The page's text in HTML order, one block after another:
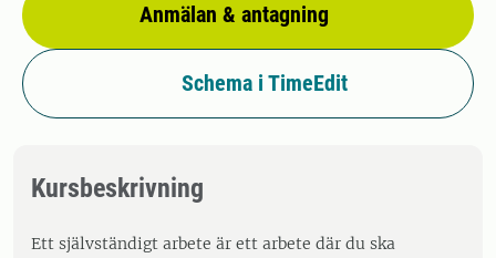
Anmälan & antagning
Schema i TimeEdit
Kursbeskrivning
Ett självständigt arbete är ett arbete där du ska